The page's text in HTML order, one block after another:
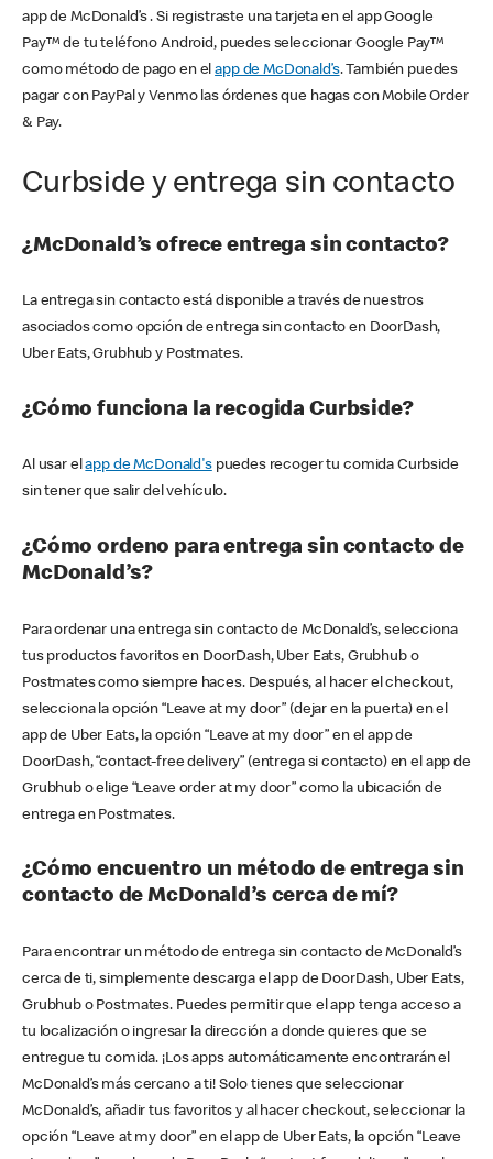
app de McDonald’s . Si registraste una tarjeta en el app Google
Pay™ de tu teléfono Android, puedes seleccionar Google Pay™
como método de pago en elapp de McDonald’s. También puedes
pagar con PayPal y Venmo las órdenes que hagas con Mobile Order
& Pay.
Curbside y entrega sin contacto
¿McDonald’s ofrece entrega sin contacto?
La entrega sin contacto está disponible a través de nuestros
asociados como opción de entrega sin contacto en DoorDash,
Uber Eats, Grubhub y Postmates.
¿Cómo funciona la recogida Curbside?
Al usar elapp de McDonald'spuedes recoger tu comida Curbside
sin tener que salir del vehículo.
¿Cómo ordeno para entrega sin contacto de
McDonald’s?
Para ordenar una entrega sin contacto de McDonald’s, selecciona
tus productos favoritos en DoorDash, Uber Eats, Grubhub o
Postmates como siempre haces. Después, al hacer el checkout,
selecciona la opción “Leave at my door” (dejar en la puerta) en el
app de Uber Eats, la opción “Leave at my door” en el app de
DoorDash, “contact-free delivery” (entrega si contacto) en el app de
Grubhub o elige “Leave order at my door” como la ubicación de
entrega en Postmates.
¿Cómo encuentro un método de entrega sin
contacto de McDonald’s cerca de mí?
Para encontrar un método de entrega sin contacto de McDonald’s
cerca de ti, simplemente descarga el app de DoorDash, Uber Eats,
Grubhub o Postmates. Puedes permitir que el app tenga acceso a
tu localización o ingresar la dirección a donde quieres que se
entregue tu comida. ¡Los apps automáticamente encontrarán el
McDonald’s más cercano a ti! Solo tienes que seleccionar
McDonald’s, añadir tus favoritos y al hacer checkout, seleccionar la
opción “Leave at my door” en el app de Uber Eats, la opción “Leave